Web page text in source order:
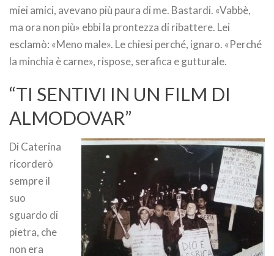
miei amici, avevano più paura di me. Bastardi. «Vabbè,
ma ora non più» ebbi la prontezza di ribattere. Lei
esclamò: «Meno male». Le chiesi perché, ignaro. «Perché
la minchia è carne», rispose, serafica e gutturale.
“TI SENTIVI IN UN FILM DI
ALMODOVAR”
Di Caterina
ricorderò
sempre il
suo
sguardo di
pietra, che
non era